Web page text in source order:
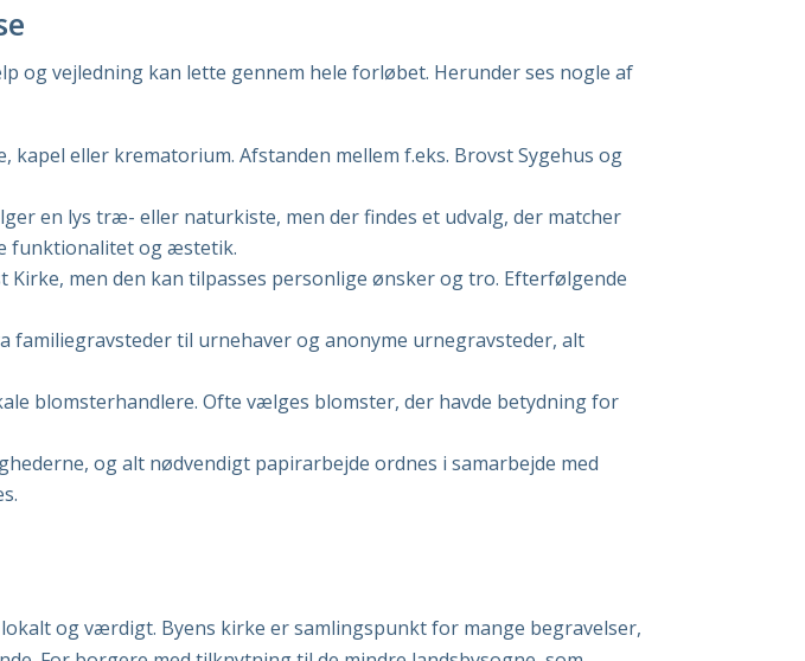
og vejledning kan lette gennem hele forløbet. Herunder ses nogle af
eller krematorium. Afstanden mellem f.eks. Brovst Sygehus og
en lys træ- eller naturkiste, men der findes et udvalg, der matcher
funktionalitet og æstetik.
men den kan tilpasses personlige ønsker og tro. Efterfølgende
til urnehaver og anonyme urnegravsteder, alt
blomsterhandlere. Ofte vælges blomster, der havde betydning for
og alt nødvendigt papirarbejde ordnes i samarbejde med
og værdigt. Byens kirke er samlingspunkt for mange begravelser,